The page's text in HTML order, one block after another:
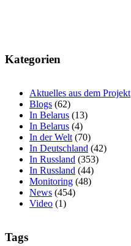
Kategorien
Aktuelles aus dem Projekt
Blogs (62)
In Belarus (13)
In Belarus (4)
In der Welt (70)
In Deutschland (42)
In Russland (353)
In Russland (44)
Monitoring (48)
News (454)
Video (1)
Tags